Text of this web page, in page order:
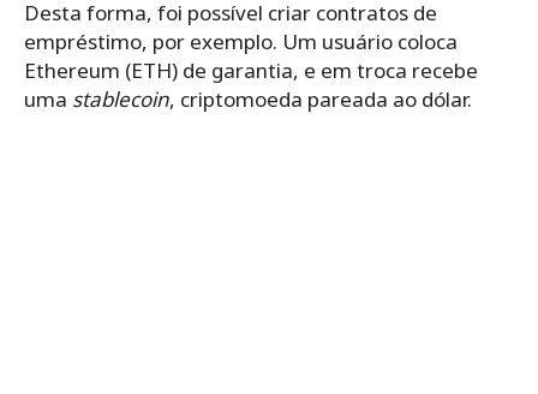
Desta forma, foi possível criar contratos de
empréstimo, por exemplo. Um usuário coloca
Ethereum (ETH) de garantia, e em troca recebe
uma stablecoin, criptomoeda pareada ao dólar.